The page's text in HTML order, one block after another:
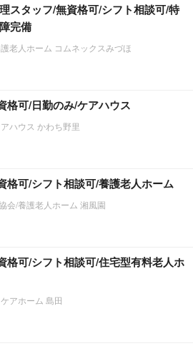
スタッフ/無資格可/シフト相談可/特
完備
老人ホーム コムネックスみづほ
格可/日勤のみ/ケアハウス
ハウス かわち野里
格可/シフト相談可/養護老人ホーム
会/養護老人ホーム 湘風園
格可/シフト相談可/住宅型有料老人ホ
アホーム 島田